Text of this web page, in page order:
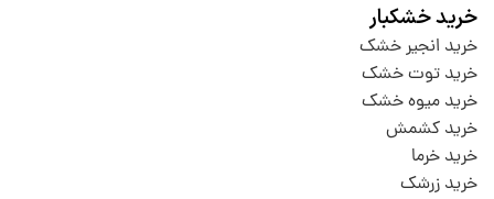
خرید خشکبار
خرید انجیر خشک
خرید توت خشک
خرید میوه خشک
خرید کشمش
خرید خرما
خرید زرشک